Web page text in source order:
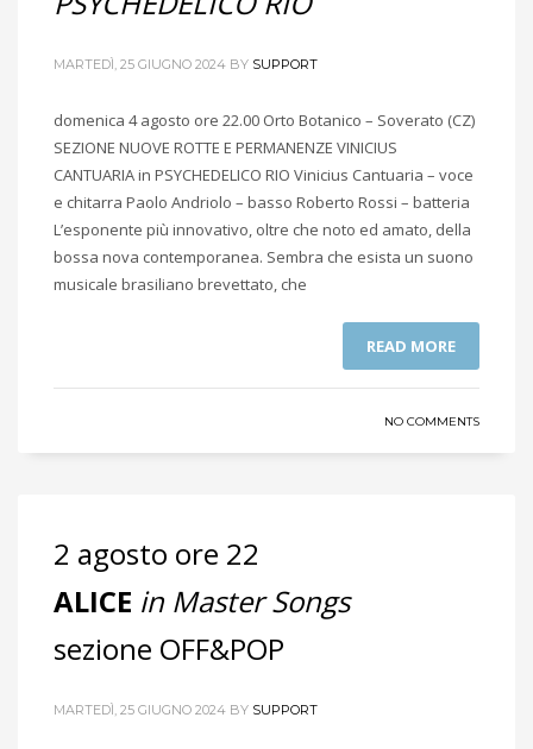
MARTEDÌ, 25 GIUGNO 2024 BY SUPPORT
domenica 4 agosto ore 22.00 Orto Botanico – Soverato (CZ)
SEZIONE NUOVE ROTTE E PERMANENZE VINICIUS
CANTUARIA in PSYCHEDELICO RIO Vinicius Cantuaria – voce
e chitarra Paolo Andriolo – basso Roberto Rossi – batteria
L’esponente più innovativo, oltre che noto ed amato, della
bossa nova contemporanea. Sembra che esista un suono
musicale brasiliano brevettato, che
READ MORE
NO COMMENTS
2 agosto ore 22
ALICE in Master Songs
sezione OFF&POP
MARTEDÌ, 25 GIUGNO 2024 BY SUPPORT